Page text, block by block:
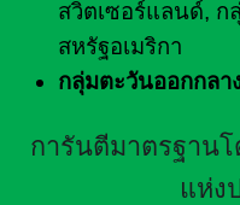
สวิตเซอร์แลนด์, ก
สหรัฐอเมริกา
กลุ่มตะวันออกกลา
การันตีมาตรฐาน
แห่ง